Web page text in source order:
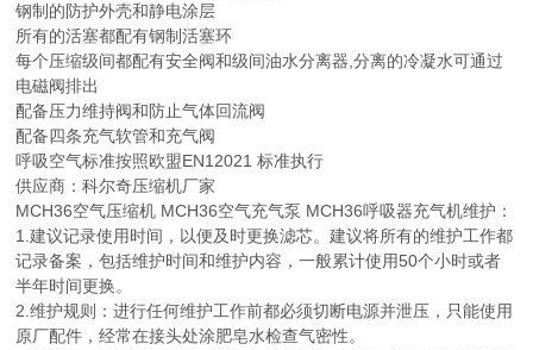
钢制的防护外壳和静电涂层
所有的活塞都配有钢制活塞环
每个压缩级间都配有安全阀和级间油水分离器,分离的冷凝水可通过
电磁阀排出
配备压力维持阀和防止气体回流阀
配备四条充气软管和充气阀
呼吸空气标准按照欧盟EN12021 标准执行
供应商：科尔奇压缩机厂家
MCH36空气压缩机 MCH36空气充气泵 MCH36呼吸器充气机维护：
1.建议记录使用时间，以便及时更换滤芯。建议将所有的维护工作都
记录备案，包括维护时间和维护内容，一般累计使用50个小时或者
半年时间更换。
2.维护规则：进行任何维护工作前都必须切断电源并泄压，只能使用
原厂配件，经常在接头处涂肥皂水检查气密性。